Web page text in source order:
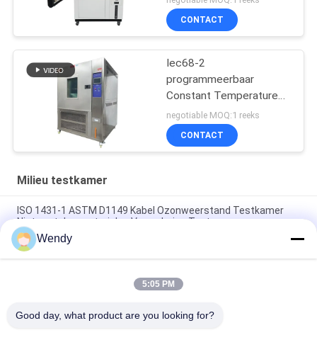
CONTACT
Iec68-2
programmeerbaar
Constant Temperature
And Humidity Machine
negotiable MOQ:1 reeks
CONTACT
Milieu testkamer
ISO 1431-1 ASTM D1149 Kabel Ozonweerstand Testkamer
Niet-metalen materialen Veroudering Tester
ISO 187 TAPPI T 402 Kamer met constante temperatuur en
vochtigheid voor papierconditionering Milieutestkamer
SUS304 het binnenlandse Programmeerbare Materiaal Op
Wendy
5:05 PM
Good day, what product are you looking for?